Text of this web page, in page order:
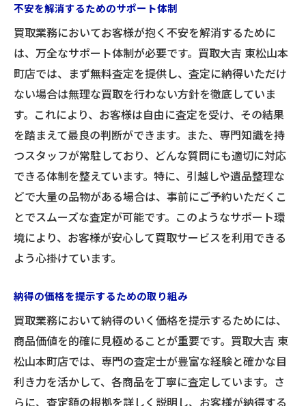
不安を解消するためのサポート体制
買取業務においてお客様が抱く不安を解消するために
は、万全なサポート体制が必要です。買取大吉 東松山本
町店では、まず無料査定を提供し、査定に納得いただけ
ない場合は無理な買取を行わない方針を徹底していま
す。これにより、お客様は自由に査定を受け、その結果
を踏まえて最良の判断ができます。また、専門知識を持
つスタッフが常駐しており、どんな質問にも適切に対応
できる体制を整えています。特に、引越しや遺品整理な
どで大量の品物がある場合は、事前にご予約いただくこ
とでスムーズな査定が可能です。このようなサポート環
境により、お客様が安心して買取サービスを利用できる
よう心掛けています。
納得の価格を提示するための取り組み
買取業務において納得のいく価格を提示するためには、
商品価値を的確に見極めることが重要です。買取大吉 東
松山本町店では、専門の査定士が豊富な経験と確かな目
利き力を活かして、各商品を丁寧に査定しています。さ
らに、査定額の根拠を詳しく説明し、お客様が納得する